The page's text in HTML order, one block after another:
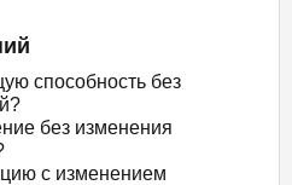
способность без
без изменения
с изменением